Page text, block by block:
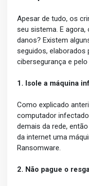
Apesar de tudo, os
seu sistema. E
danos? Existem
seguidos, elaborados
cibersegurança e pelo
1. Isole a máquina
Como explicado
computador
demais da rede,
da internet uma
Ransomware.
2. Não pague o